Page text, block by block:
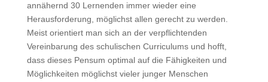
annähernd 30 Lernenden immer wieder eine
Herausforderung, möglichst allen gerecht zu werden.
Meist orientiert man sich an der verpflichtenden
Vereinbarung des schulischen Curriculums und hofft,
dass dieses Pensum optimal auf die Fähigkeiten und
Möglichkeiten möglichst vieler junger Menschen